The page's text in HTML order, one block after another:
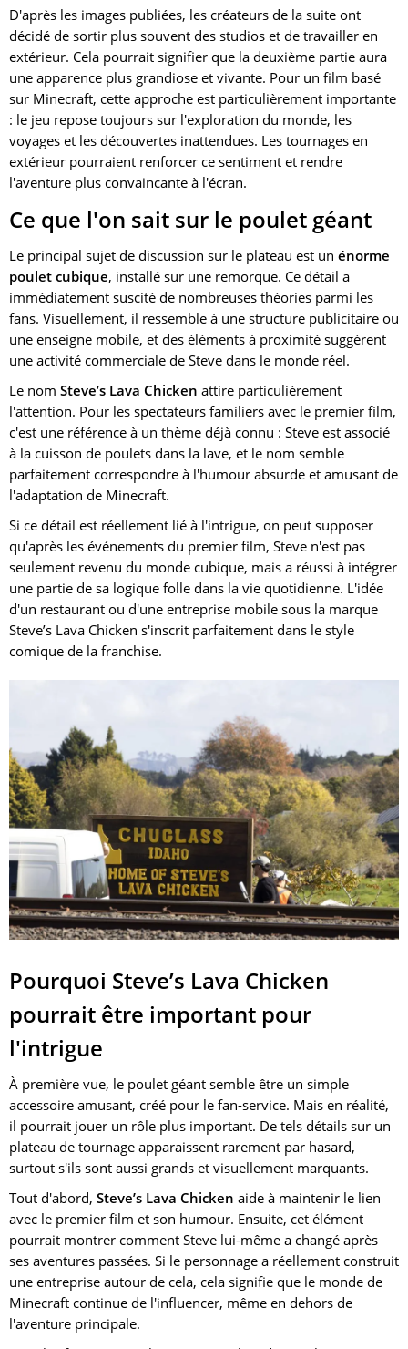
D'après les images publiées, les créateurs de la suite ont
décidé de sortir plus souvent des studios et de travailler en
extérieur. Cela pourrait signifier que la deuxième partie aura
une apparence plus grandiose et vivante. Pour un film basé
sur Minecraft, cette approche est particulièrement importante
: le jeu repose toujours sur l'exploration du monde, les
voyages et les découvertes inattendues. Les tournages en
extérieur pourraient renforcer ce sentiment et rendre
l'aventure plus convaincante à l'écran.
Ce que l'on sait sur le poulet géant
Le principal sujet de discussion sur le plateau est un énorme
poulet cubique, installé sur une remorque. Ce détail a
immédiatement suscité de nombreuses théories parmi les
fans. Visuellement, il ressemble à une structure publicitaire ou
une enseigne mobile, et des éléments à proximité suggèrent
une activité commerciale de Steve dans le monde réel.
Le nom Steve’s Lava Chicken attire particulièrement
l'attention. Pour les spectateurs familiers avec le premier film,
c'est une référence à un thème déjà connu : Steve est associé
à la cuisson de poulets dans la lave, et le nom semble
parfaitement correspondre à l'humour absurde et amusant de
l'adaptation de Minecraft.
Si ce détail est réellement lié à l'intrigue, on peut supposer
qu'après les événements du premier film, Steve n'est pas
seulement revenu du monde cubique, mais a réussi à intégrer
une partie de sa logique folle dans la vie quotidienne. L'idée
d'un restaurant ou d'une entreprise mobile sous la marque
Steve’s Lava Chicken s'inscrit parfaitement dans le style
comique de la franchise.
Pourquoi Steve’s Lava Chicken
pourrait être important pour
l'intrigue
À première vue, le poulet géant semble être un simple
accessoire amusant, créé pour le fan-service. Mais en réalité,
il pourrait jouer un rôle plus important. De tels détails sur un
plateau de tournage apparaissent rarement par hasard,
surtout s'ils sont aussi grands et visuellement marquants.
Tout d'abord, Steve’s Lava Chicken aide à maintenir le lien
avec le premier film et son humour. Ensuite, cet élément
pourrait montrer comment Steve lui-même a changé après
ses aventures passées. Si le personnage a réellement construit
une entreprise autour de cela, cela signifie que le monde de
Minecraft continue de l'influencer, même en dehors de
l'aventure principale.